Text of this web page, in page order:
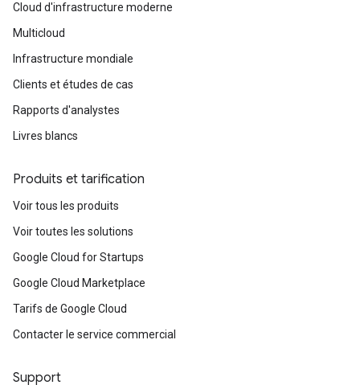
Cloud d'infrastructure moderne
Multicloud
Infrastructure mondiale
Clients et études de cas
Rapports d'analystes
Livres blancs
Produits et tarification
Voir tous les produits
Voir toutes les solutions
Google Cloud for Startups
Google Cloud Marketplace
Tarifs de Google Cloud
Contacter le service commercial
Support